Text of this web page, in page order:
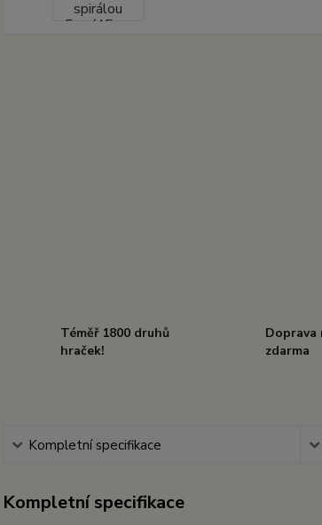
Téměř 1800 druhů
hraček!
Doprava
zdarma
Kompletní specifikace
Kompletní specifikace